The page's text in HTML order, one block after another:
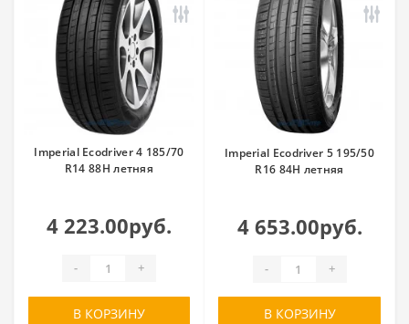
Imperial Ecodriver 4 185/70
R14 88H летняя
4 223.00руб.
- +
В КОРЗИНУ
Imperial Ecodriver 5 195/50
R16 84H летняя
4 653.00руб.
- +
В КОРЗИНУ